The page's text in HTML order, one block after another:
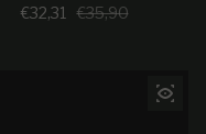
Prezzo di
€32,31 Prezzo
€35,90